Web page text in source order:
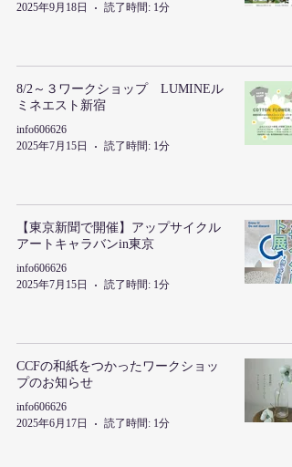
2025年9月18日
読了時間: 1分
8/2～３ワークショップ LUMINEル
ミネエスト新宿
info606626
2025年7月15日
読了時間: 1分
【東京新聞で開催】アップサイクル
アートキャラバンin東京
info606626
2025年7月15日
読了時間: 1分
CCFの和紙をつかったワークショッ
プのお知らせ
info606626
2025年6月17日
読了時間: 1分